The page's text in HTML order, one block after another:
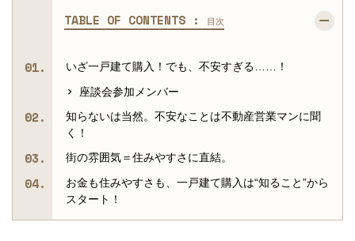
TABLE OF CONTENTS : 目次
いざ一戸建て購入！でも、不安すぎる……！
座談会参加メンバー
知らないは当然。不安なことは不動産営業マンに聞
く！
街の雰囲気＝住みやすさに直結。
お金も住みやすさも、一戸建て購入は“知ること”から
スタート！